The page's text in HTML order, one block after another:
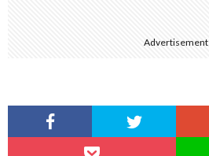
Advertisement